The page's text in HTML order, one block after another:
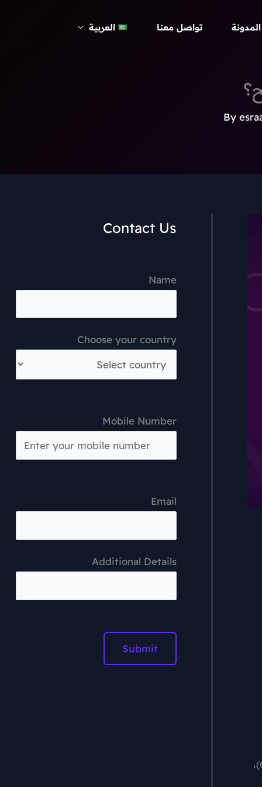
المدونة تواصل معنا العربية
: يجب أن يبدأ كل مشروع بتخطيط دقيق. حدد نوع اللعبة، فكر في آليات اللعب (Game Mechanics)،
Contact Us
Name
Choose your country
Mobile Number
Email
Additional Details